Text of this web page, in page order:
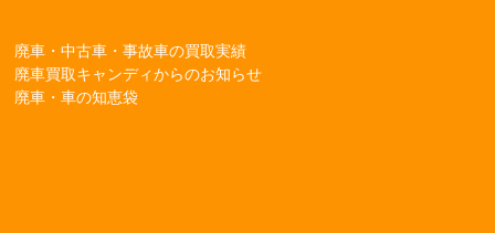
廃車・中古車・事故車の買取実績
廃車買取キャンディからのお知らせ
廃車・車の知恵袋